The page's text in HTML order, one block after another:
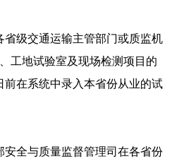
省级交通运输主管部门或质监机
工地试验室及现场检测项目的
前在系统中录入本省份从业的试
安全与质量监督管理司在各省份